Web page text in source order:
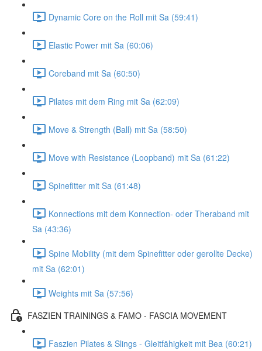
Dynamic Core on the Roll mit Sa (59:41)
Elastic Power mit Sa (60:06)
Coreband mit Sa (60:50)
Pilates mit dem Ring mit Sa (62:09)
Move & Strength (Ball) mit Sa (58:50)
Move with Resistance (Loopband) mit Sa (61:22)
Spinefitter mit Sa (61:48)
Konnections mit dem Konnection- oder Theraband mit
Sa (43:36)
Spine Mobility (mit dem Spinefitter oder gerollte Decke)
mit Sa (62:01)
Weights mit Sa (57:56)
FASZIEN TRAININGS & FAMO - FASCIA MOVEMENT
Faszien Pilates & Slings - Gleitfähigkeit mit Bea (60:21)